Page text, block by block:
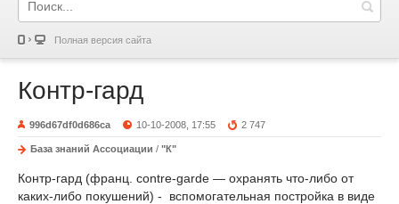
Полная версия сайта
Контр-гард
996d67df0d686ca 10-10-2008, 17:55 2 747
База знаний Ассоциации / "К"
Контр-гард (франц. contre-garde — охранять что-либо от
каких-либо покушений) - вспомогательная постройка в виде